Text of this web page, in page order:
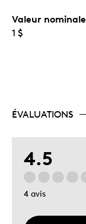
Valeur nominale
1 $
ÉVALUATIONS
4.5
4 avis